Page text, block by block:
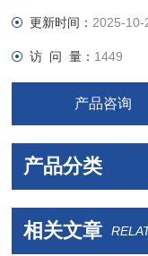
更新时间： 2025-10-
访 问 量： 1449
产品咨询
产品分类
相关文章